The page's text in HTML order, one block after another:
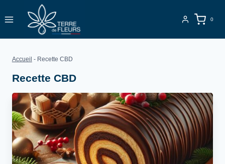
au
0
Accueil - Recette CBD
Recette CBD